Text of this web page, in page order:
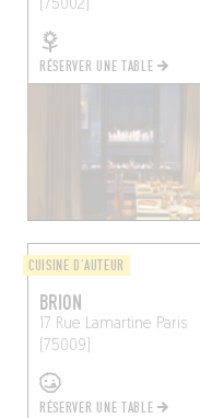
(75002)
RÉSERVER UNE TABLE
CUISINE D'AUTEUR
BRION
17 Rue Lamartine Paris
(75009)
RÉSERVER UNE TABLE